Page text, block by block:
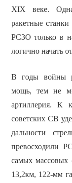
XIX веке.
ракетные
РСЗО только в
логично начать
В годы войны
мощь, тем не
артиллерия. К
советских СВ
дальности
превосходили
самых
13,2км, 122-мм